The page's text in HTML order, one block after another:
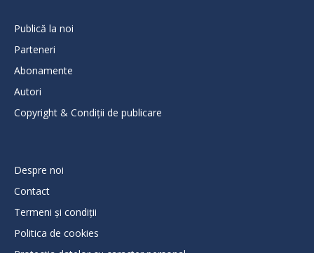
Publică la noi
Parteneri
Abonamente
Autori
Copyright & Condiții de publicare
Despre noi
Contact
Termeni și condiții
Politica de cookies